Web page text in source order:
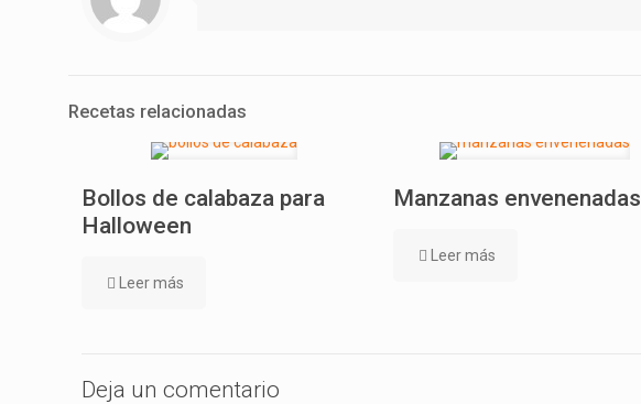
Recetas relacionadas
Bollos de calabaza para
Halloween
Leer más
Manzanas envenenadas
Leer más
Deja un comentario